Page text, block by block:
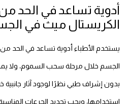
أدوية تساعد في الحد
الكريستال ميث في
يستخدم الأطباء أدوية تساعد في الحد
الجسم خلال مرحلة سحب السموم، ولا
بدون إشراف طبي نظرًا لوجود آثار جانبية
استخدامها، ويجب تحديد الجرعات